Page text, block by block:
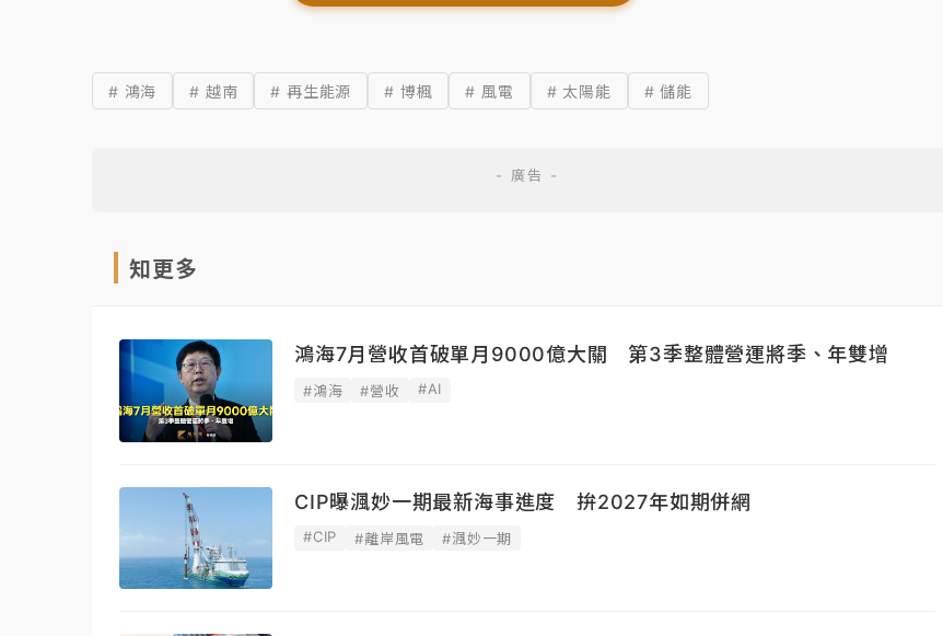
# 鴻海 # 越南 # 再生能源 # 博楓 # 風電 # 太陽能 # 儲能
知更多
鴻海7月營收首破單月9000億大關 第3季整體營運將季、年雙增
#鴻海 #營收 #AI
CIP曝渢妙一期最新海事進度 拚2027年如期併網
#CIP #離岸風電 #渢妙一期